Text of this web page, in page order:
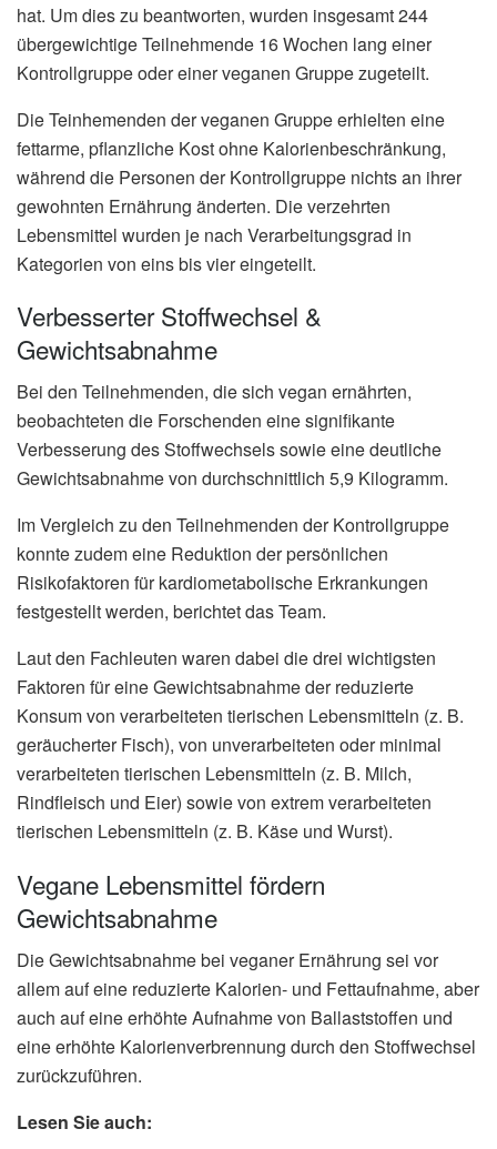
hat. Um dies zu beantworten, wurden insgesamt 244
übergewichtige Teilnehmende 16 Wochen lang einer
Kontrollgruppe oder einer veganen Gruppe zugeteilt.
Die Teinhemenden der veganen Gruppe erhielten eine
fettarme, pflanzliche Kost ohne Kalorienbeschränkung,
während die Personen der Kontrollgruppe nichts an ihrer
gewohnten Ernährung änderten. Die verzehrten
Lebensmittel wurden je nach Verarbeitungsgrad in
Kategorien von eins bis vier eingeteilt.
Verbesserter Stoffwechsel &
Gewichtsabnahme
Bei den Teilnehmenden, die sich vegan ernährten,
beobachteten die Forschenden eine signifikante
Verbesserung des Stoffwechsels sowie eine deutliche
Gewichtsabnahme von durchschnittlich 5,9 Kilogramm.
Im Vergleich zu den Teilnehmenden der Kontrollgruppe
konnte zudem eine Reduktion der persönlichen
Risikofaktoren für kardiometabolische Erkrankungen
festgestellt werden, berichtet das Team.
Laut den Fachleuten waren dabei die drei wichtigsten
Faktoren für eine Gewichtsabnahme der reduzierte
Konsum von verarbeiteten tierischen Lebensmitteln (z. B.
geräucherter Fisch), von unverarbeiteten oder minimal
verarbeiteten tierischen Lebensmitteln (z. B. Milch,
Rindfleisch und Eier) sowie von extrem verarbeiteten
tierischen Lebensmitteln (z. B. Käse und Wurst).
Vegane Lebensmittel fördern
Gewichtsabnahme
Die Gewichtsabnahme bei veganer Ernährung sei vor
allem auf eine reduzierte Kalorien- und Fettaufnahme, aber
auch auf eine erhöhte Aufnahme von Ballaststoffen und
eine erhöhte Kalorienverbrennung durch den Stoffwechsel
zurückzuführen.
Lesen Sie auch: